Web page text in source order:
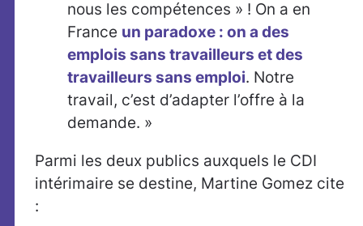
nous les compétences » ! On a en
France un paradoxe : on a des
emplois sans travailleurs et des
travailleurs sans emploi. Notre
travail, c’est d’adapter l’offre à la
demande. »
Parmi les deux publics auxquels le CDI
intérimaire se destine, Martine Gomez cite
: